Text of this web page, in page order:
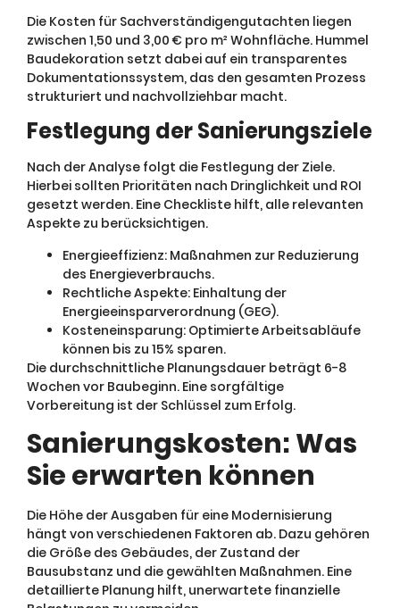
Die Kosten für Sachverständigengutachten liegen
zwischen 1,50 und 3,00 € pro m² Wohnfläche. Hummel
Baudekoration setzt dabei auf ein transparentes
Dokumentationssystem, das den gesamten Prozess
strukturiert und nachvollziehbar macht.
Festlegung der Sanierungsziele
Nach der Analyse folgt die Festlegung der Ziele.
Hierbei sollten Prioritäten nach Dringlichkeit und ROI
gesetzt werden. Eine Checkliste hilft, alle relevanten
Aspekte zu berücksichtigen.
Energieeffizienz: Maßnahmen zur Reduzierung
des Energieverbrauchs.
Rechtliche Aspekte: Einhaltung der
Energieeinsparverordnung (GEG).
Kosteneinsparung: Optimierte Arbeitsabläufe
können bis zu 15% sparen.
Die durchschnittliche Planungsdauer beträgt 6-8
Wochen vor Baubeginn. Eine sorgfältige
Vorbereitung ist der Schlüssel zum Erfolg.
Sanierungskosten: Was
Sie erwarten können
Die Höhe der Ausgaben für eine Modernisierung
hängt von verschiedenen Faktoren ab. Dazu gehören
die Größe des Gebäudes, der Zustand der
Bausubstanz und die gewählten Maßnahmen. Eine
detaillierte Planung hilft, unerwartete finanzielle